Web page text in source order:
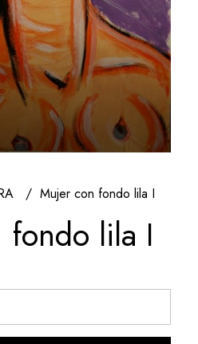
Mujer con fondo lila I
lila I